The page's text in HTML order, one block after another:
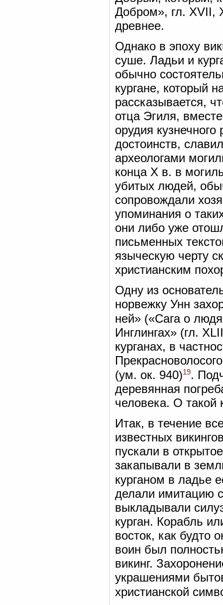
Добром», гл. XVII,
древнее.
Однако в эпоху
суше. Ладьи и
обычно
кургане, который
рассказывается,
отца Эгиля,
орудия
достоинств,
археологами
конца X в. в
убитых людей,
сопровождали
упоминания о
они либо уже
письменных
языческую черту
христианским
Одну из
норвежку Унн
ней» («Сага о
Инглингах» (гл.
курганах, в
(ум. ок. 940)19.
деревянная
человека. О такой
Итак, в течение
известных
пускали в
закапывали в
курганом в ладье
делали имитацию
выкладывали
курган. Корабль
восток, как будто
воин был
викинг.
украшениями
христианской